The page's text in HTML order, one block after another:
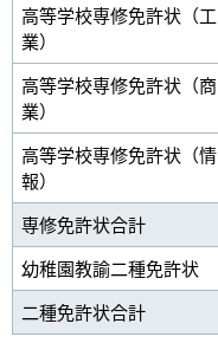
高等学校専修免許状（工
業）
高等学校専修免許状（商
業）
高等学校専修免許状（情
報）
専修免許状合計
幼稚園教諭二種免許状
二種免許状合計